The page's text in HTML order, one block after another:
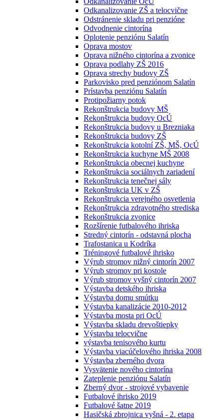
Odkanalizovanie ZŠ a telocvične
Odstránenie skladu pri penzióne
Odvodnenie cintorína
Oplotenie penziónu Salatín
Oprava mostov
Oprava nižného cintorína a zvonice
Oprava podlahy ZŠ 2016
Oprava strechy budovy ZŠ
Parkovisko pred penziónom Salatín
Prístavba penziónu Salatín
Protipožiarny potok
Rekonštrukcia budovy MŠ
Rekonštrukcia budovy OcÚ
Rekonštrukcia budovy u Brezniaka
Rekonštrukcia budovy ZŠ
Rekonštrukcia kotolní ZŠ, MŠ, OcÚ
Rekonštrukcia kuchyne MŠ 2008
Rekonštrukcia obecnej kuchyne
Rekonštrukcia sociálnych zariadení
Rekonštrukcia tenečnej sály
Rekonštrukcia UK v ZŠ
Rekonštrukcia verejného osvetlenia
Rekonštrukcia zdravotného strediska
Rekonštrukcia zvonice
Rozšírenie futbalového ihriska
Stredný cintorín - odstavná plocha
Trafostanica u Kodríka
Tréningové futbalové ihrisko
Výrub stromov nižný cintorín 2007
Výrub stromov pri kostole
Výrub stromov vyšný cintorín 2007
Výstavba detského ihriska
Výstavba domu smútku
Výstavba kanalizácie 2010-2012
Výstavba mosta pri OcÚ
Výstavba skladu drevoštiepky
Výstavba telocvične
výstavba tenisového kurtu
Výstavba viacúčelového ihriska 2008
Výstavba zberného dvora
Vysvätenie nového cintorína
Zateplenie penziónu Salatín
Zberný dvor - strojové vybavenie
Futbalové ihrisko 2019
Futbalové šatne 2019
Hasičská zbrojnica vyšná - 2. etapa